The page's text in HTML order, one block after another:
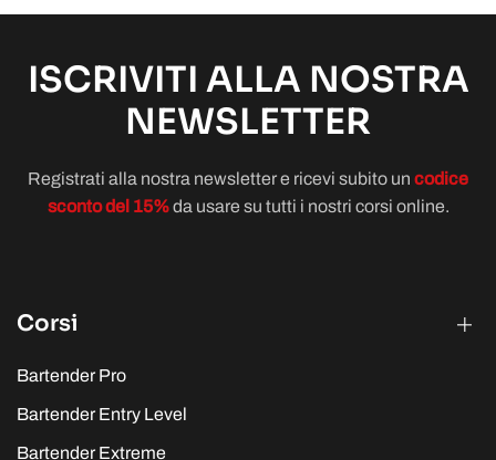
ISCRIVITI ALLA NOSTRA
NEWSLETTER
Registrati alla nostra newsletter e ricevi subito un codice
sconto del 15%da usare su tutti i nostri corsi online.
Corsi
Bartender Pro
Bartender Entry Level
Bartender Extreme